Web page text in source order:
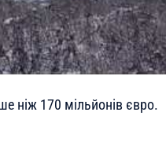
ніж 170 мільйонів євро.